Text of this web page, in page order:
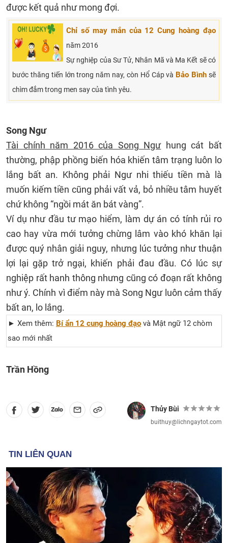
được kết quả như mong đợi.
Chỉ số may mắn của 12 Cung hoàng đạo
năm 2016
Sự nghiệp của Sư Tử, Nhân Mã và Ma Kết sẽ có
bước thăng tiến lớn trong năm nay, còn Hổ Cáp và Bảo Bình sẽ
chìm đắm trong men say của tình yêu.
Song Ngư
Tài chính năm 2016 của Song Ngưhung cát bất
thường, phập phồng biến hóa khiến tâm trạng luôn lo
lắng bất an. Không phải Ngư nhi thiếu tiền mà là
muốn kiếm tiền cũng phải vất vả, bỏ nhiều tâm huyết
chứ không “ngồi mát ăn bát vàng”.
Ví dụ như đầu tư mạo hiểm, làm dự án có tính rủi ro
cao hay vừa mới tưởng chừng lâm vào khó khăn lại
được quý nhân giải nguy, nhưng lúc tưởng như thuận
lợi lại gặp trở ngại, khiến phải đau đầu. Có lúc sự
nghiệp rất hanh thông nhưng cũng có đoạn rất không
như ý. Chính vì điểm này mà Song Ngư luôn cảm thấy
bất an, lo lắng.
► Xem thêm: Bí ẩn 12 cung hoàng đạo và Mật ngữ 12 chòm
sao mới nhất
Trần Hồng
Thủy Bùi
buithuy@lichngaytot.com